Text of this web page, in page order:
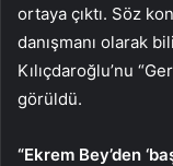
ortaya çıktı. Söz
danışmanı olarak
Kılıçdaroğlu’nu
görüldü.
“Ekrem Bey’den